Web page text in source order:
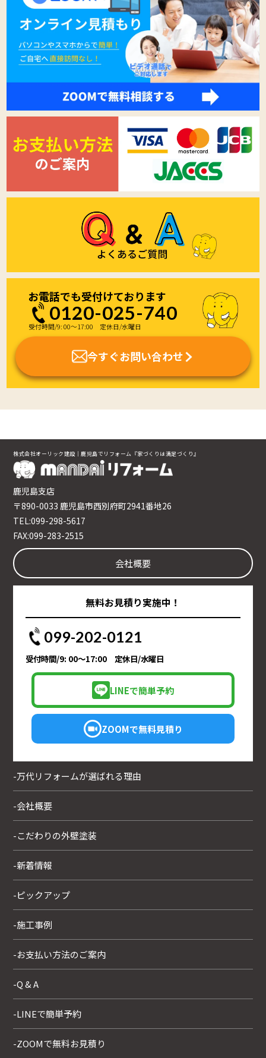
上記本項のご希望に対応する場合の当社内部で発生
する通常の事務費用は原則として当社の負担とさせ
て戴きますが、特別な費用が発生する場合について
はその実費をご本人のご負担とさせて戴きます。特
別な費用が発生する場合においては、事前にご本人
にご通知の上、実施の可否をご確認致します。
なお、ご本人からの通信・郵便料金等及び各種証明
書等の確認書類の入手に係る費用についてはご本人
のご負担にてお願い致します。
個人情報取扱方針の変更について
本「個人情報の取扱について」に示す方針は、予告
当社の個人情報の取扱方針については、当社ホーム
ページ上に登録する最新の方針をご確認下さいます
ようお願い申し上げます。
お電話でも受付けております
0120-025-740
受付時間/9: 00～17:00 定休日/水曜日
今すぐお問い合わせ
株式会社オーリック建設｜鹿児島でリフォーム『家づくりは満足づくり』
鹿児島支店
〒890-0033 鹿児島市西別府町2941番地26
TEL:099-298-5617
FAX:099-283-2515
会社概要
無料お見積り実施中！
099-202-0121
受付時間/9: 00～17:00 定休日/水曜日
LINEで簡単予約
ZOOMで無料見積り
-万代リフォームが選ばれる理由
-会社概要
-こだわりの外壁塗装
-新着情報
-ピックアップ
-施工事例
-お支払い方法のご案内
-Q & A
-LINEで簡単予約
-ZOOMで無料お見積り